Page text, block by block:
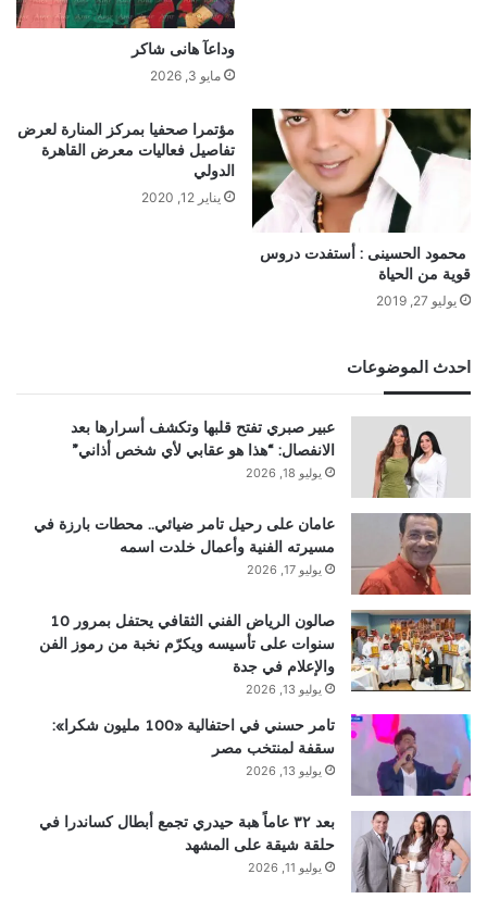
وداعآ هانى شاكر
مايو 3, 2026
محمود الحسينى : أستفدت دروس
قوية من الحياة
يوليو 27, 2019
مؤتمرا صحفيا بمركز المنارة لعرض
تفاصيل فعاليات معرض القاهرة
الدولي
يناير 12, 2020
احدث الموضوعات
عبير صبري تفتح قلبها وتكشف أسرارها بعد
الانفصال: “هذا هو عقابي لأي شخص أذاني”
يوليو 18, 2026
عامان على رحيل تامر ضيائي.. محطات بارزة في
مسيرته الفنية وأعمال خلدت اسمه
يوليو 17, 2026
صالون الرياض الفني الثقافي يحتفل بمرور 10
سنوات على تأسيسه ويكرّم نخبة من رموز الفن
والإعلام في جدة
يوليو 13, 2026
تامر حسني في احتفالية «100 مليون شكرا»:
سقفة لمنتخب مصر
يوليو 13, 2026
بعد ٣٢ عاماً هبة حيدري تجمع أبطال كساندرا في
حلقة شيقة على المشهد
يوليو 11, 2026